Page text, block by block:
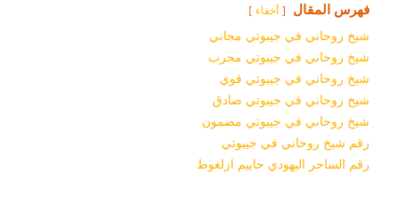
فهرس المقال أخفاء
شيخ روحاني في جيبوتي مجاني
شيخ روحاني في جيبوتي مجرب
شيخ روحاني في جيبوتي قوي
شيخ روحاني في جيبوتي صادق
شيخ روحاني في جيبوتي مضمون
رقم شيخ روحاني في جيبوتي
رقم الساحر اليهودي حاييم ازلغوط